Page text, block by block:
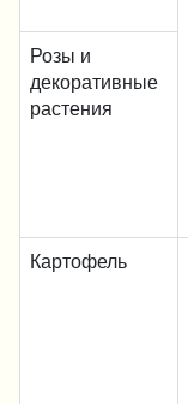
Розы и
декоративные
растения
Картофель